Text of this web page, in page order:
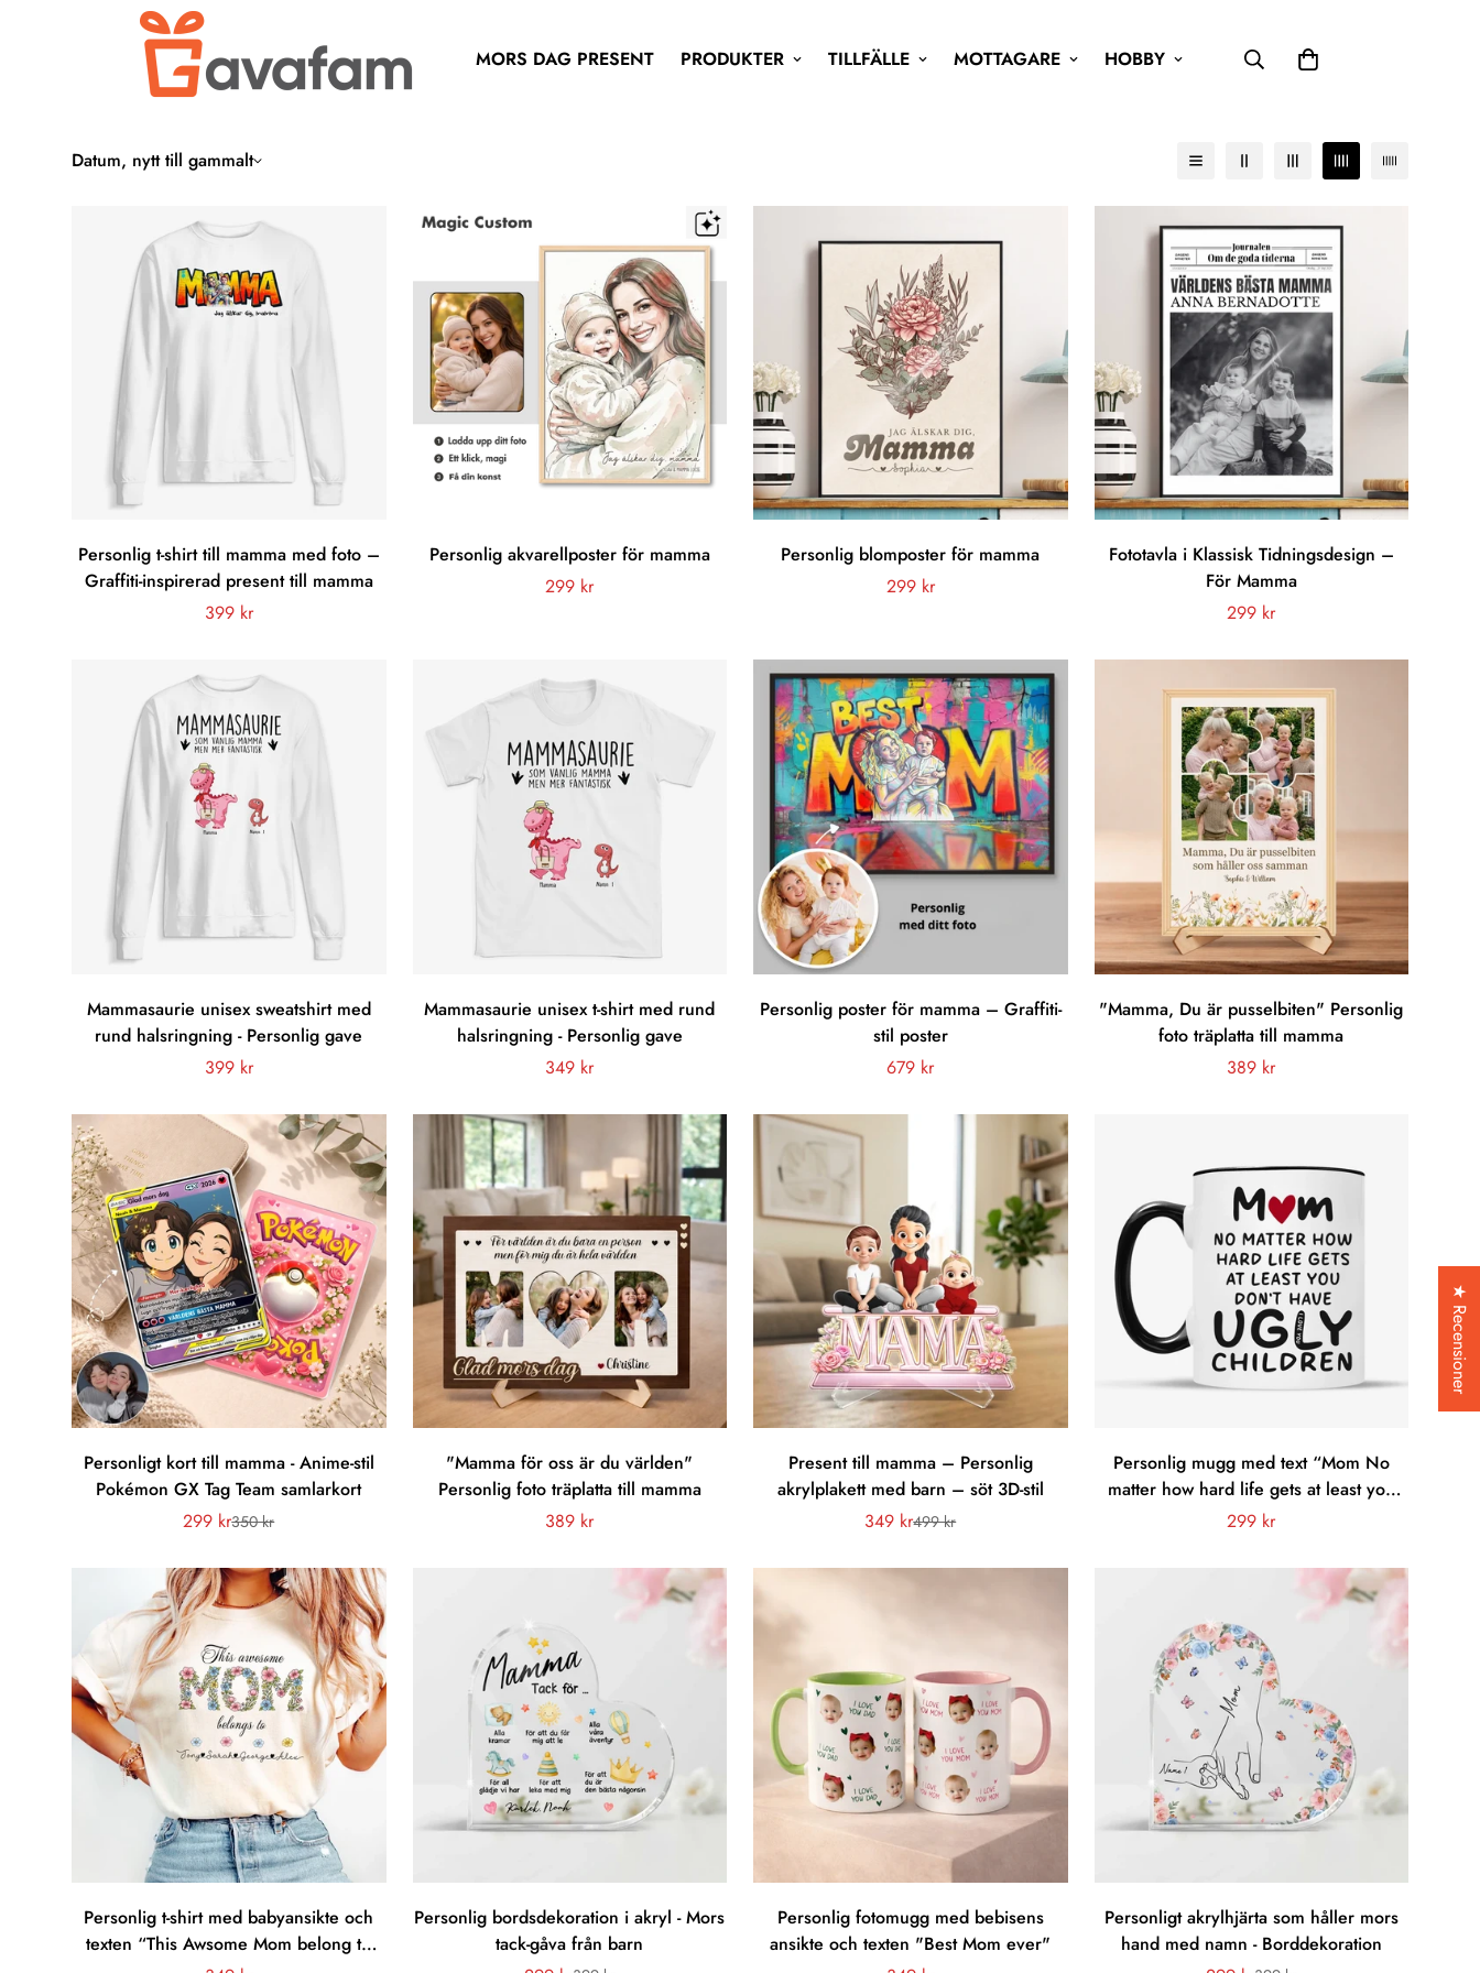
MORS DAG PRESENT PRODUKTER TILLFÄLLE MOTTAGARE HOBBY
Datum, nytt till gammalt
Personlig t-shirt till mamma med foto –
Graffiti-inspirerad present till mamma
Vanligt
399 kr
Personlig akvarellposter för mamma
Vanligt
299 kr
Personlig blomposter för mamma
Vanligt
299 kr
Fototavla i Klassisk Tidningsdesign –
För Mamma
Vanligt
299 kr
Mammasaurie unisex sweatshirt med
rund halsringning - Personlig gave
Vanligt
399 kr
Mammasaurie unisex t-shirt med rund
halsringning - Personlig gave
Vanligt
349 kr
Personlig poster för mamma – Graffiti-
stil poster
Vanligt
679 kr
"Mamma, Du är pusselbiten" Personlig
foto träplatta till mamma
Vanligt
389 kr
Personligt kort till mamma - Anime-stil
Pokémon GX Tag Team samlarkort
Försäljningspris
299 krVanligt
350 kr
"Mamma för oss är du världen"
Personlig foto träplatta till mamma
Vanligt
389 kr
Present till mamma – Personlig
akrylplakett med barn – söt 3D-stil
Försäljningspris
349 krVanligt
499 kr
Personlig mugg med text “Mom No
matter how hard life gets at least you
don't have ugly children"
Vanligt
299 kr
Personlig t-shirt med babyansikte och
texten “This Awsome Mom belong to
Personlig bordsdekoration i akryl - Mors
tack-gåva från barn
Personlig fotomugg med bebisens
ansikte och texten "Best Mom ever"
Personligt akrylhjärta som håller mors
hand med namn - Borddekoration
★ Recensioner